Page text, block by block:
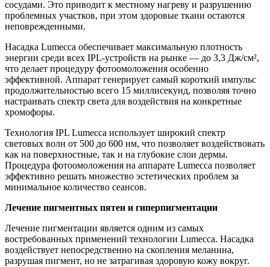
сосудами. Это приводит к местному нагреву и разрушению
проблемных участков, при этом здоровые ткани остаются
неповрежденными.
Насадка Lumecca обеспечивает максимальную плотность
энергии среди всех IPL-устройств на рынке — до 3,3 Дж/см²,
что делает процедуру фотоомоложения особенно
эффективной. Аппарат генерирует самый короткий импульс
продолжительностью всего 15 миллисекунд, позволяя точно
настраивать спектр света для воздействия на конкретные
хромофоры.
Технология IPL Lumecca использует широкий спектр
световых волн от 500 до 600 нм, что позволяет воздействовать
как на поверхностные, так и на глубокие слои дермы.
Процедура фотоомоложения на аппарате Lumecca позволяет
эффективно решать множество эстетических проблем за
минимальное количество сеансов.
Лечение пигментных пятен и гиперпигментации
Лечение пигментации является одним из самых
востребованных применений технологии Lumecca. Насадка
воздействует непосредственно на скопления меланина,
разрушая пигмент, но не затрагивая здоровую кожу вокруг.